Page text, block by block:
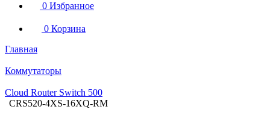
0 Избранное
0 Корзина
Главная
Коммутаторы
Cloud Router Switch 500
CRS520-4XS-16XQ-RM